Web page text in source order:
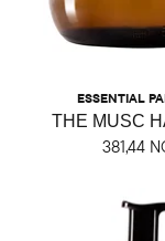
ESSENTIAL
381,44